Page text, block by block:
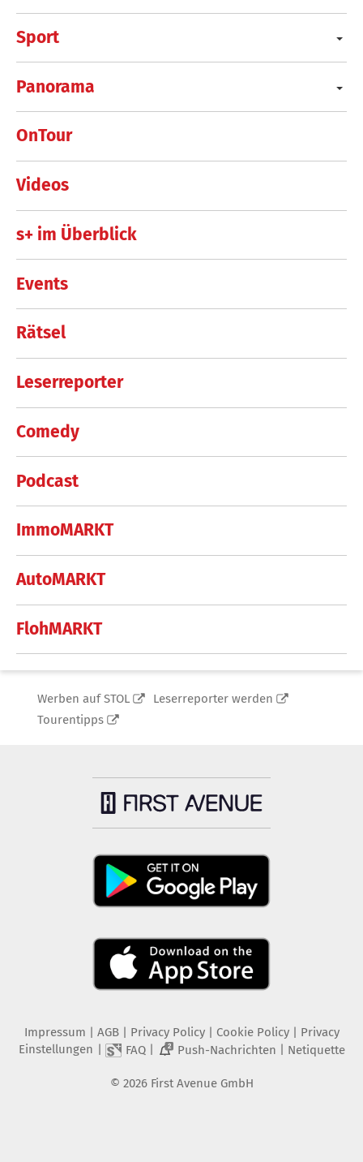
Sport
Panorama
OnTour
Videos
s+ im Überblick
Events
Rätsel
Leserreporter
Comedy
Podcast
ImmoMARKT
AutoMARKT
FlohMARKT
Werben auf STOL
Leserreporter werden
Tourentipps
Impressum AGB Privacy Policy| Cookie Policy| Privacy
Einstellungen
FAQ| 2 Push-Nachrichten Netiquette
© 2026 First Avenue GmbH